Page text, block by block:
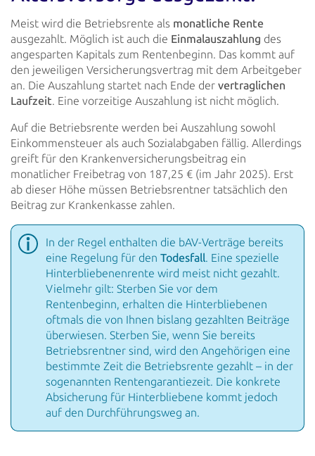
Meist wird die Betriebsrente als monatliche Rente
ausgezahlt. Möglich ist auch die Einmalauszahlung des
angesparten Kapitals zum Rentenbeginn. Das kommt auf
den jeweiligen Versicherungsvertrag mit dem Arbeitgeber
an. Die Auszahlung startet nach Ende der vertraglichen
Laufzeit. Eine vorzeitige Auszahlung ist nicht möglich.
Auf die Betriebsrente werden bei Auszahlung sowohl
Einkommensteuer als auch Sozialabgaben fällig. Allerdings
greift für den Krankenversicherungsbeitrag ein
monatlicher Freibetrag von 187,25 € (im Jahr 2025). Erst
ab dieser Höhe müssen Betriebsrentner tatsächlich den
Beitrag zur Krankenkasse zahlen.
In der Regel enthalten die bAV-Verträge bereits
eine Regelung für den Todesfall. Eine spezielle
Hinterbliebenenrente wird meist nicht gezahlt.
Vielmehr gilt: Sterben Sie vor dem
Rentenbeginn, erhalten die Hinterbliebenen
oftmals die von Ihnen bislang gezahlten Beiträge
überwiesen. Sterben Sie, wenn Sie bereits
Betriebsrentner sind, wird den Angehörigen eine
bestimmte Zeit die Betriebsrente gezahlt – in der
sogenannten Rentengarantiezeit. Die konkrete
Absicherung für Hinterbliebene kommt jedoch
auf den Durchführungsweg an.